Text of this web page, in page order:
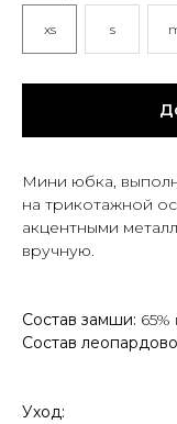
xs s
Мини юбка,
на трикотажной
акцентными
вручную.
Состав замши:
Состав
Уход: